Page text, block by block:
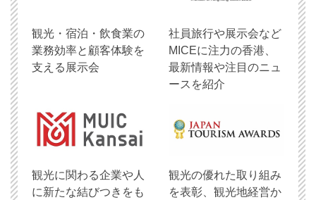
観光・宿泊・飲食業の
業務効率と顧客体験を
支える展示会
社員旅行や展示会など
MICEに注力の香港、
最新情報や注目のニュ
ースを紹介
観光に関わる企業や人
に新たな結びつきをも
観光の優れた取り組み
を表彰、観光地経営か